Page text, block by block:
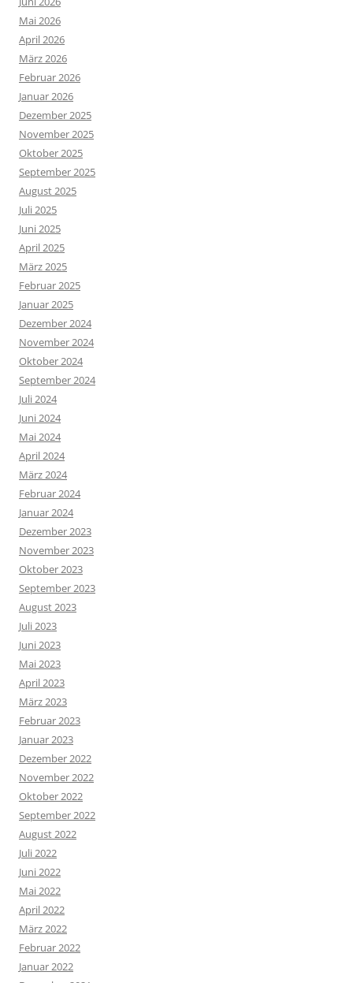
Mai 2026
April 2026
März 2026
Februar 2026
Januar 2026
Dezember 2025
November 2025
Oktober 2025
September 2025
August 2025
Juli 2025
Juni 2025
April 2025
März 2025
Februar 2025
Januar 2025
Dezember 2024
November 2024
Oktober 2024
September 2024
Juli 2024
Juni 2024
Mai 2024
April 2024
März 2024
Februar 2024
Januar 2024
Dezember 2023
November 2023
Oktober 2023
September 2023
August 2023
Juli 2023
Juni 2023
Mai 2023
April 2023
März 2023
Februar 2023
Januar 2023
Dezember 2022
November 2022
Oktober 2022
September 2022
August 2022
Juli 2022
Juni 2022
Mai 2022
April 2022
März 2022
Februar 2022
Januar 2022